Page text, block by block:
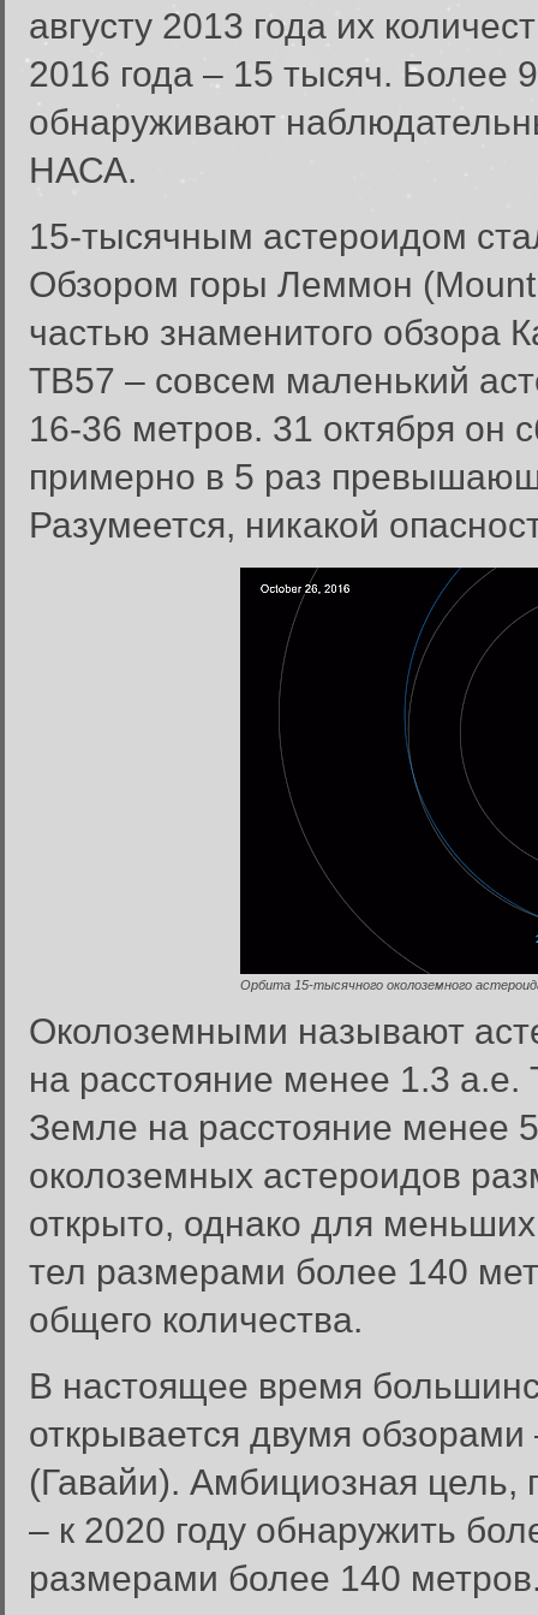
августу 2013 года их
2016 года – 15 тысяч. Более
обнаруживают
НАСА.
15-тысячным астероидом
Обзором горы Леммон
частью знаменитого обзора
TB57 – совсем маленький
16-36 метров. 31 октября он
примерно в 5 раз
Разумеется, никакой
Орбита 15-тысячного околоземного
Околоземными называют
на расстояние менее 1.3
Земле на расстояние менее
околоземных астероидов
открыто, однако для
тел размерами более 140
общего количества.
В настоящее время
открывается двумя
(Гавайи). Амбициозная цель,
– к 2020 году обнаружить
размерами более 140